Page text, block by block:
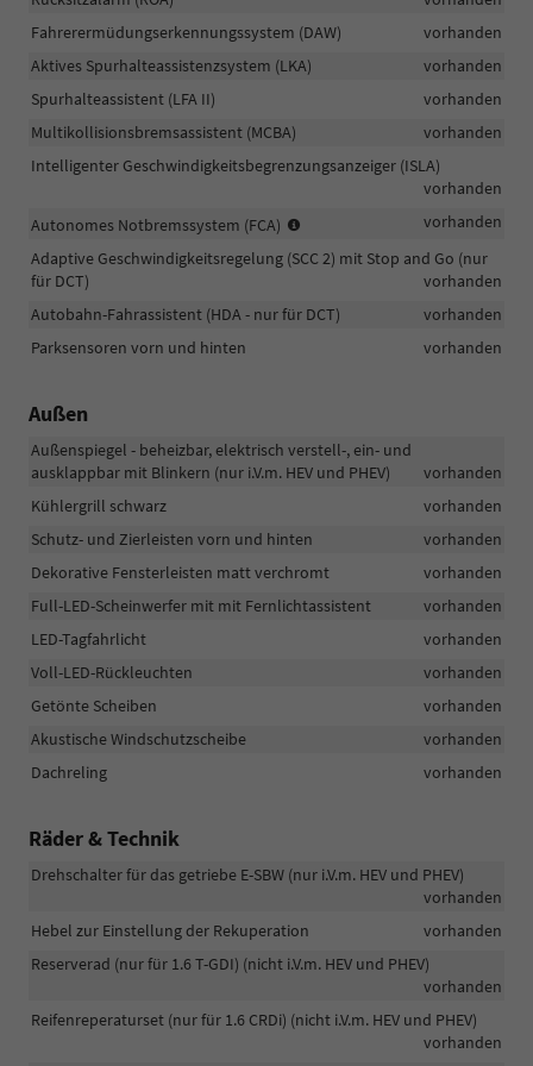
Bremslicht
schnell
die
nachfolgenden
Fahrzeuge
Fahrerermüdungserkennungssystem (DAW)
vorhanden
Aktives Spurhalteassistenzsystem (LKA)
vorhanden
Spurhalteassistent (LFA II)
vorhanden
Multikollisionsbremsassistent (MCBA)
vorhanden
Intelligenter Geschwindigkeitsbegrenzungsanzeiger (ISLA)
vorhanden
Autonomes Notbremssystem (FCA)
Fahrzeugen/Fußgängern/
vorhanden
Adaptive Geschwindigkeitsregelung (SCC 2) mit Stop and Go (nur
für DCT)
vorhanden
Autobahn-Fahrassistent (HDA - nur für DCT)
vorhanden
Parksensoren vorn und hinten
vorhanden
Außen
Außenspiegel - beheizbar, elektrisch verstell-, ein- und
ausklappbar mit Blinkern (nur i.V.m. HEV und PHEV)
vorhanden
Kühlergrill schwarz
vorhanden
Schutz- und Zierleisten vorn und hinten
vorhanden
Dekorative Fensterleisten matt verchromt
vorhanden
Full-LED-Scheinwerfer mit mit Fernlichtassistent
vorhanden
LED-Tagfahrlicht
vorhanden
Voll-LED-Rückleuchten
vorhanden
Getönte Scheiben
vorhanden
Akustische Windschutzscheibe
vorhanden
Dachreling
vorhanden
Räder & Technik
Drehschalter für das getriebe E-SBW (nur i.V.m. HEV und PHEV)
vorhanden
Hebel zur Einstellung der Rekuperation
vorhanden
Reserverad (nur für 1.6 T-GDI) (nicht i.V.m. HEV und PHEV)
vorhanden
Reifenreperaturset (nur für 1.6 CRDi) (nicht i.V.m. HEV und PHEV)
vorhanden